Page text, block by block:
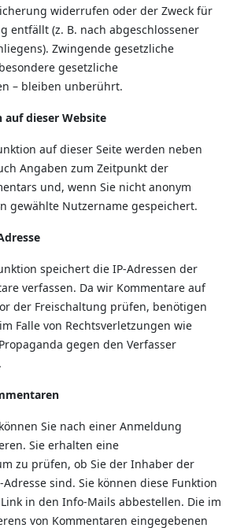
widerrufen oder der Zweck für
entfällt (z. B. nach abgeschlossener
Zwingende gesetzliche
gesetzliche
– bleiben unberührt.
dieser Website
auf dieser Seite werden neben
Angaben zum Zeitpunkt der
und, wenn Sie nicht anonym
gewählte Nutzername gespeichert.
speichert die IP-Adressen der
verfassen. Da wir Kommentare auf
der Freischaltung prüfen, benötigen
Falle von Rechtsverletzungen wie
gegen den Verfasser
Sie nach einer Anmeldung
Sie erhalten eine
zu prüfen, ob Sie der Inhaber der
sind. Sie können diese Funktion
in den Info-Mails abbestellen. Die im
von Kommentaren eingegebenen